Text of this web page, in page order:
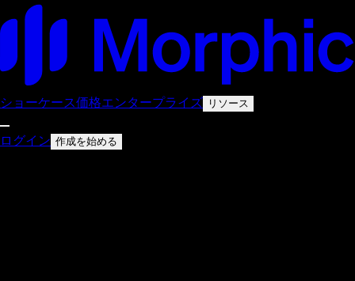
ショーケース価格エンタープライズ リソース
ログイン 作成を始める